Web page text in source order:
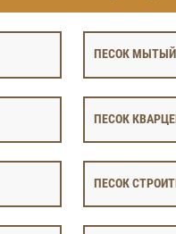
ПЕСОК МЫТЫЙ
ПЕСОК
ПЕСОК